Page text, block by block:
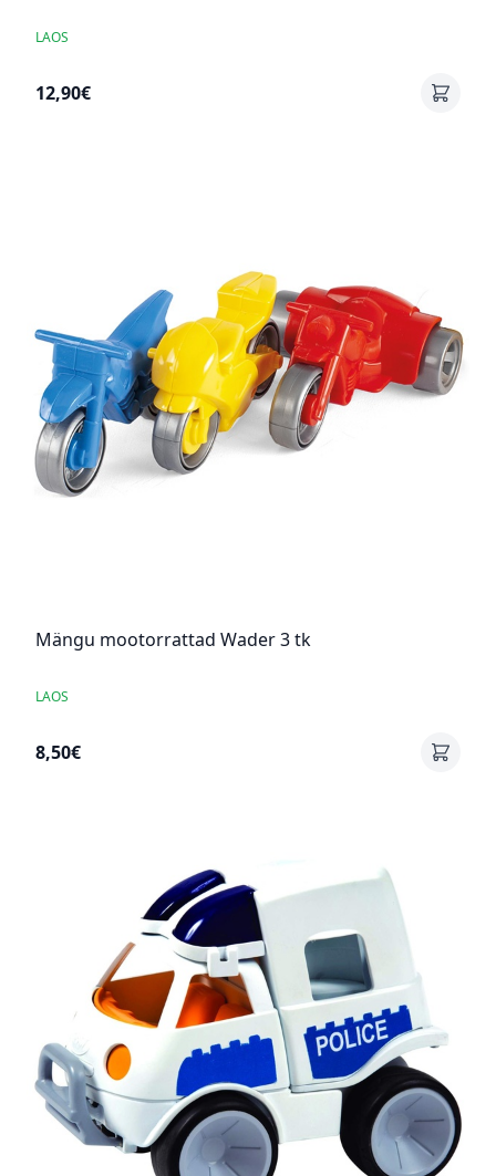
LAOS
12,90€
Mängu mootorrattad Wader 3 tk
LAOS
8,50€